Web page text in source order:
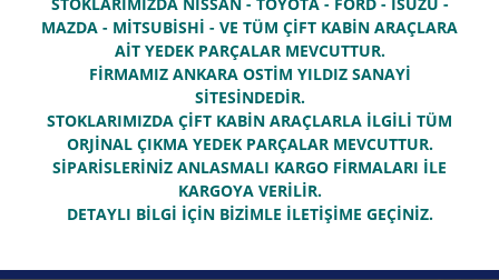
MAZDA - MİTSUBİSHİ - VE TÜM ÇİFT KABİN ARAÇLARA
AİT YEDEK PARÇALAR MEVCUTTUR.
FİRMAMIZ ANKARA OSTİM YILDIZ SANAYİ
SİTESİNDEDİR.
STOKLARIMIZDA ÇİFT KABİN ARAÇLARLA İLGİLİ TÜM
ORJİNAL ÇIKMA YEDEK PARÇALAR MEVCUTTUR.
SİPARİSLERİNİZ ANLASMALI KARGO FİRMALARI İLE
KARGOYA VERİLİR.
DETAYLI BİLGİ İÇİN BİZİMLE İLETİŞİME GEÇİNİZ.